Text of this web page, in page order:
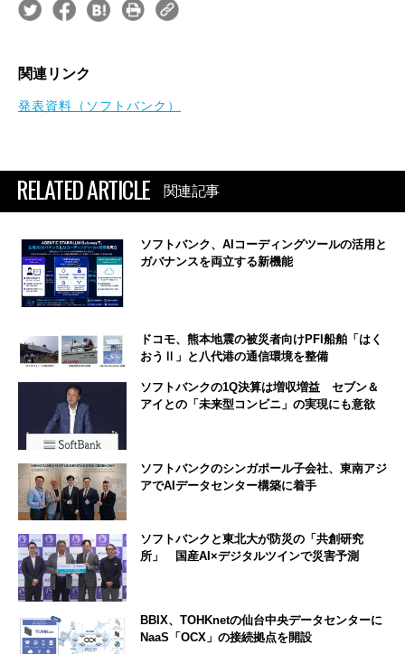
関連リンク
発表資料（ソフトバンク）
RELATED ARTICLE 関連記事
ソフトバンク、AIコーディングツールの活用と
ガバナンスを両立する新機能
ドコモ、熊本地震の被災者向けPFI船舶「はく
おうⅡ」と八代港の通信環境を整備
ソフトバンクの1Q決算は増収増益 セブン＆
アイとの「未来型コンビニ」の実現にも意欲
ソフトバンクのシンガポール子会社、東南アジ
アでAIデータセンター構築に着手
ソフトバンクと東北大が防災の「共創研究
所」 国産AI×デジタルツインで災害予測
BBIX、TOHKnetの仙台中央データセンターに
NaaS「OCX」の接続拠点を開設